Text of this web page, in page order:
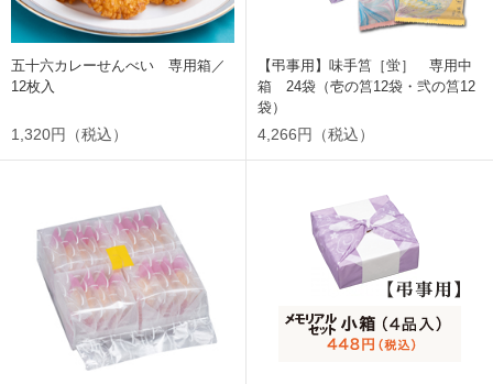
五十六カレーせんべい 専用箱／
12枚入
1,320円（税込）
【弔事用】味手筥［蛍］ 専用中
箱 24袋（壱の筥12袋・弐の筥12
袋）
4,266円（税込）